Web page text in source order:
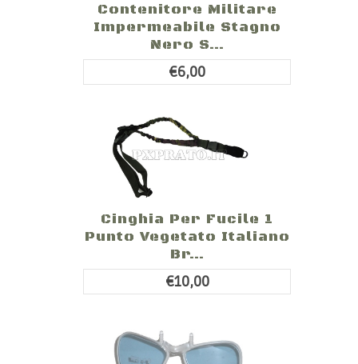
Contenitore Militare
Impermeabile Stagno
Nero S...
€6,00
Cinghia Per Fucile 1
Punto Vegetato Italiano
Br...
€10,00